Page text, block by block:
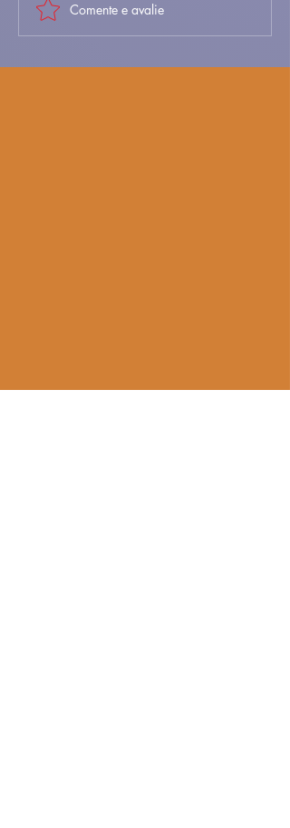
Chuchu: Benefícios,
como usar e
Comente e avalie